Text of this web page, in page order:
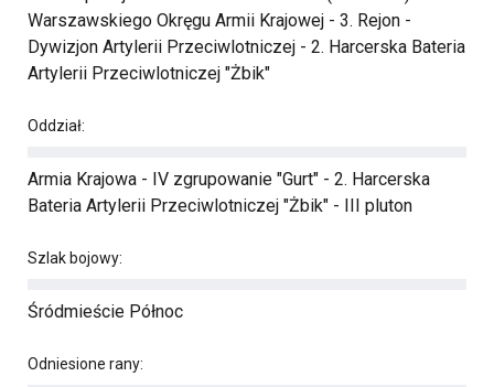
Warszawskiego Okręgu Armii Krajowej - 3. Rejon -
Dywizjon Artylerii Przeciwlotniczej - 2. Harcerska Bateria
Artylerii Przeciwlotniczej "Żbik"
Oddział:
Armia Krajowa - IV zgrupowanie "Gurt" - 2. Harcerska
Bateria Artylerii Przeciwlotniczej "Żbik" - III pluton
Szlak bojowy:
Śródmieście Północ
Odniesione rany: